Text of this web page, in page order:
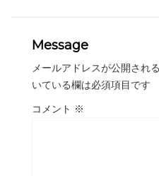
Message
メールアドレスが公開され
いている欄は必須項目です
コメント ※